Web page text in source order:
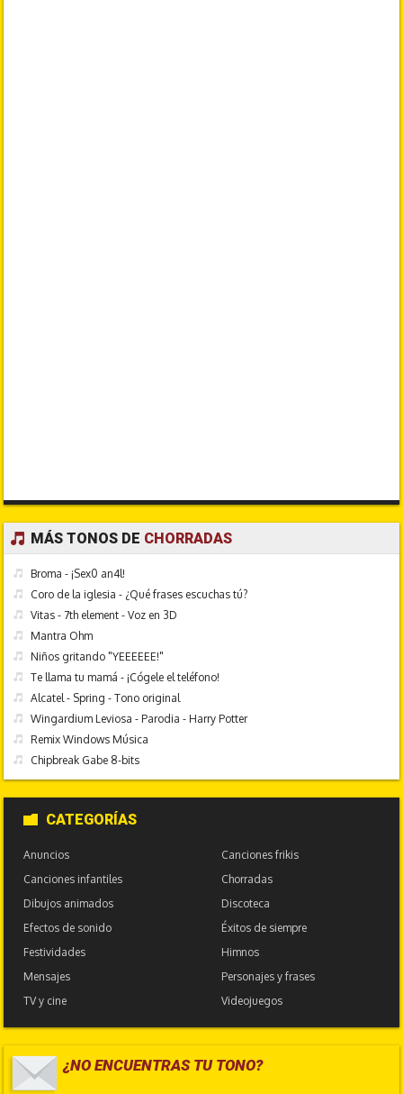
MÁS TONOS DE CHORRADAS
Broma - ¡Sex0 an4l!
Coro de la iglesia - ¿Qué frases escuchas tú?
Vitas - 7th element - Voz en 3D
Mantra Ohm
Niños gritando "YEEEEEE!"
Te llama tu mamá - ¡Cógele el teléfono!
Alcatel - Spring - Tono original
Wingardium Leviosa - Parodia - Harry Potter
Remix Windows Música
Chipbreak Gabe 8-bits
CATEGORÍAS
Anuncios
Canciones frikis
Canciones infantiles
Chorradas
Dibujos animados
Discoteca
Efectos de sonido
Éxitos de siempre
Festividades
Himnos
Mensajes
Personajes y frases
TV y cine
Videojuegos
¿NO ENCUENTRAS TU TONO?